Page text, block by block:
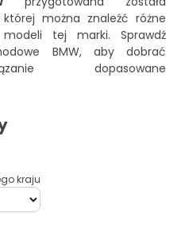
można znaleźć różne
tej marki. Sprawdź
BMW, aby dobrać
dopasowane
kraju